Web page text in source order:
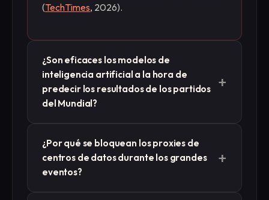
(TechTimes, 2026).
¿Son eficaces los modelos de
inteligencia artificial a la hora de
predecir los resultados de los partidos
del Mundial?
+
con mejor rendimiento alcanzaron solo una
precisión de alrededor del 43 % en las
¿Por qué se bloquean los proxies de
centros de datos durante los grandes
eventos?
+